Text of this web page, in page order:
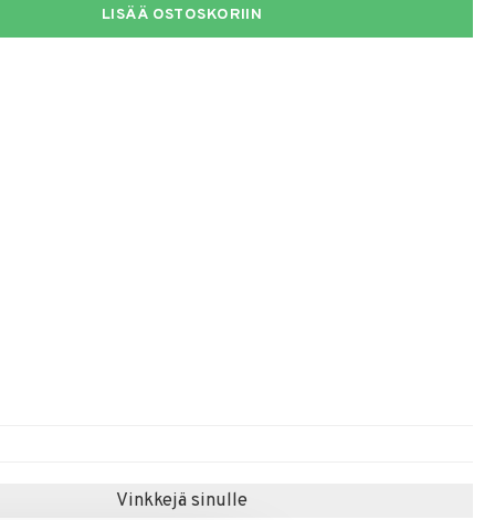
LISÄÄ OSTOSKORIIN
Vinkkejä sinulle